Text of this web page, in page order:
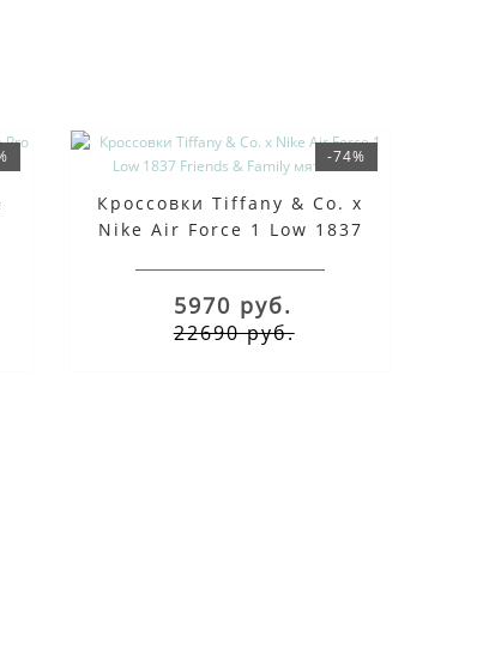
-74%
Кроссовки Tiffany & Co. x
Nike Air Force 1 Low 1837
5970 руб.
22690 руб.